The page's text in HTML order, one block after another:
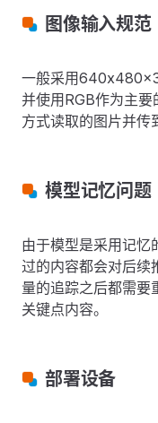
图像输入规范
一般采用640x480x3
并使用RGB作为主
方式读取的图片并传
模型记忆问题
由于模型是采用记忆
过的内容都会对后续
量的追踪之后都需要
关键点内容。
部署设备